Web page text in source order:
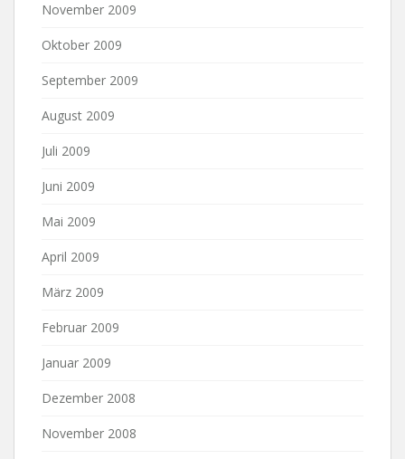
November 2009
Oktober 2009
September 2009
August 2009
Juli 2009
Juni 2009
Mai 2009
April 2009
März 2009
Februar 2009
Januar 2009
Dezember 2008
November 2008